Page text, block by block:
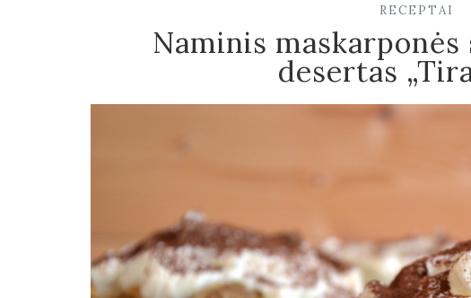
RECEPTAI
Naminis
desertas